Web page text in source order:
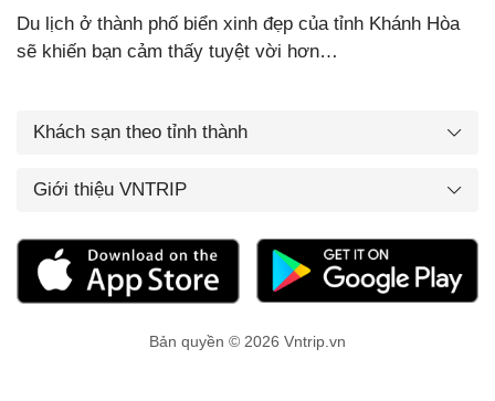
Du lịch ở thành phố biển xinh đẹp của tỉnh Khánh Hòa
sẽ khiến bạn cảm thấy tuyệt vời hơn…
Khách sạn theo tỉnh thành
Giới thiệu VNTRIP
Bản quyền © 2026 Vntrip.vn